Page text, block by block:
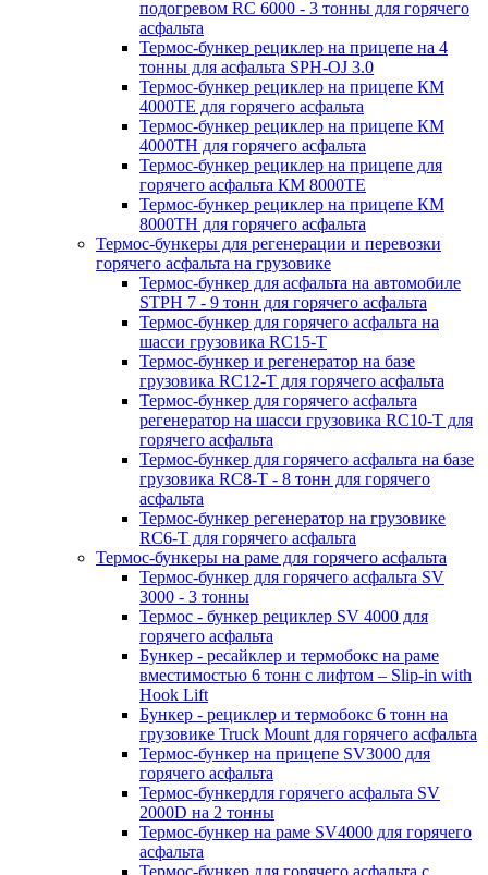
подогревом RC 6000 - 3 тонны для горячего
асфальта
Термос-бункер рециклер на прицепе на 4
тонны для асфальта SPH-OJ 3.0
Термос-бункер рециклер на прицепе КМ
4000ТЕ для горячего асфальта
Термос-бункер рециклер на прицепе КМ
4000ТН для горячего асфальта
Термос-бункер рециклер на прицепе для
горячего асфальта КМ 8000ТЕ
Термос-бункер рециклер на прицепе КМ
8000ТH для горячего асфальта
Термос-бункеры для регенерации и перевозки
горячего асфальта на грузовике
Термос-бункер для асфальта на автомобиле
STPH 7 - 9 тонн для горячего асфальта
Термос-бункер для горячего асфальта на
шасси грузовика RC15-T
Термос-бункер и регенератор на базе
грузовика RC12-T для горячего асфальта
Термос-бункер для горячего асфальта
регенератор на шасси грузовика RC10-T для
горячего асфальта
Термос-бункер для горячего асфальта на базе
грузовика RC8-T - 8 тонн для горячего
асфальта
Термос-бункер регенератор на грузовикe
RC6-T для горячего асфальта
Термос-бункеры на раме для горячего асфальта
Термос-бункер для горячего асфальта SV
3000 - 3 тонны
Термос - бункер рециклер SV 4000 для
горячего асфальта
Бункер - ресайклер и термобокс на раме
вместимостью 6 тонн с лифтом – Slip-in with
Hook Lift
Бункер - рециклер и термобокс 6 тонн на
грузовике Truck Mount для горячего асфальта
Термос-бункер на прицепе SV3000 для
горячего асфальта
Термос-бункердля горячего асфальта SV
2000D на 2 тонны
Термос-бункер на раме SV4000 для горячего
асфальта
Термос-бункер для горячего асфальта с